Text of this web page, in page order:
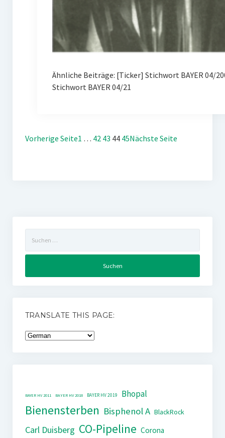
Ähnliche Beiträge: [Ticker] Stichwort BAYER 04/
Stichwort BAYER 04/21
Vorherige Seite1 … 42 43 44 45Nächste Seite
nach:
TRANSLATE THIS PAGE:
BAYER HV 2011 BAYER HV 2018 BAYER HV 2019 Bhopal
Bienensterben Bisphenol A BlackRock
Carl Duisberg CO-Pipeline Corona